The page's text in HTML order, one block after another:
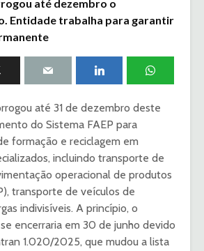
até dezembro o
Entidade trabalha para garantir
até 31 de dezembro deste
do Sistema FAEP para
formação e reciclagem em
incluindo transporte de
operacional de produtos
transporte de veículos de
indivisíveis. A princípio, o
encerraria em 30 de junho devido
1.020/2025, que mudou a lista